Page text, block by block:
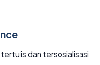
dan tersosialisasi